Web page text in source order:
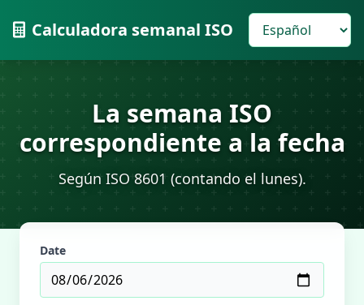
Calculadora semanal ISO
La semana ISO
correspondiente a la fecha
Según ISO 8601 (contando el lunes).
Date